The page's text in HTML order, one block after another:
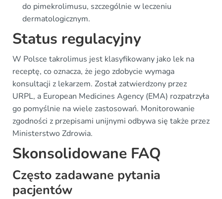
do pimekrolimusu, szczególnie w leczeniu
dermatologicznym.
Status regulacyjny
W Polsce takrolimus jest klasyfikowany jako lek na
receptę, co oznacza, że jego zdobycie wymaga
konsultacji z lekarzem. Został zatwierdzony przez
URPL, a European Medicines Agency (EMA) rozpatrzyła
go pomyślnie na wiele zastosowań. Monitorowanie
zgodności z przepisami unijnymi odbywa się także przez
Ministerstwo Zdrowia.
Skonsolidowane FAQ
Często zadawane pytania
pacjentów